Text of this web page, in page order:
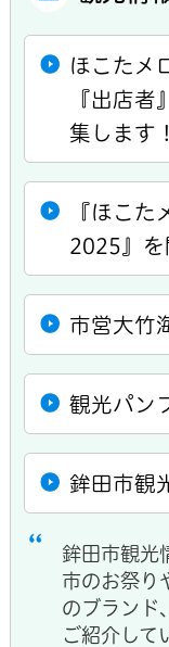
ほこたメ
『出店者
集します
『ほこた
2025』を
市営大竹
観光パン
鉾田市観
鉾田市観光
市のお祭り
のブランド
ご紹介して